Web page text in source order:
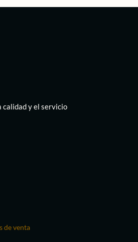
calidad y el servicio
de venta